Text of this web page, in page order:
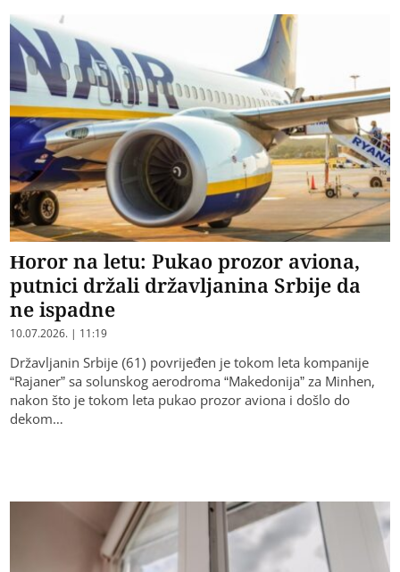
Horor na letu: Pukao prozor aviona,
putnici držali državljanina Srbije da
ne ispadne
10.07.2026. | 11:19
Državljanin Srbije (61) povrijeđen je tokom leta kompanije
“Rajaner” sa solunskog aerodroma “Makedonija” za Minhen,
nakon što je tokom leta pukao prozor aviona i došlo do
dekom…